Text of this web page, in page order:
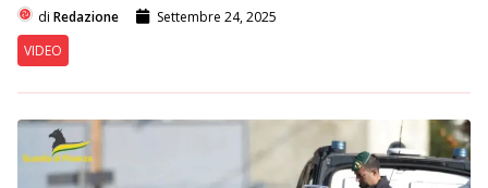
di Redazione
Settembre 24, 2025
VIDEO